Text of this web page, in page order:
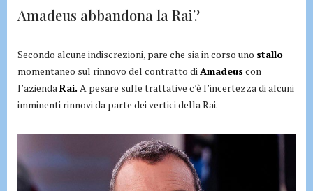
Amadeus abbandona la Rai?
Secondo alcune indiscrezioni, pare che sia in corso uno stallo
momentaneo sul rinnovo del contratto diAmadeus con
l’aziendaRai. A pesare sulle trattative c’è l’incertezza di alcuni
imminenti rinnovi da parte dei vertici della Rai.